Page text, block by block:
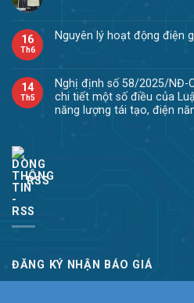
16
Th6
Nguyên lý hoạt động điện
14
Th5
Nghị định số 58/2025/NĐ-
chi tiết một số điều của
năng lượng tái tạo, điện
RSS
ĐĂNG KÝ NHẬN BÁO GIÁ